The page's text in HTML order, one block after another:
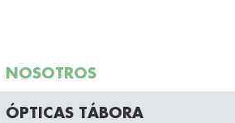
NOSOTROS
ÓPTICAS TÁBORA